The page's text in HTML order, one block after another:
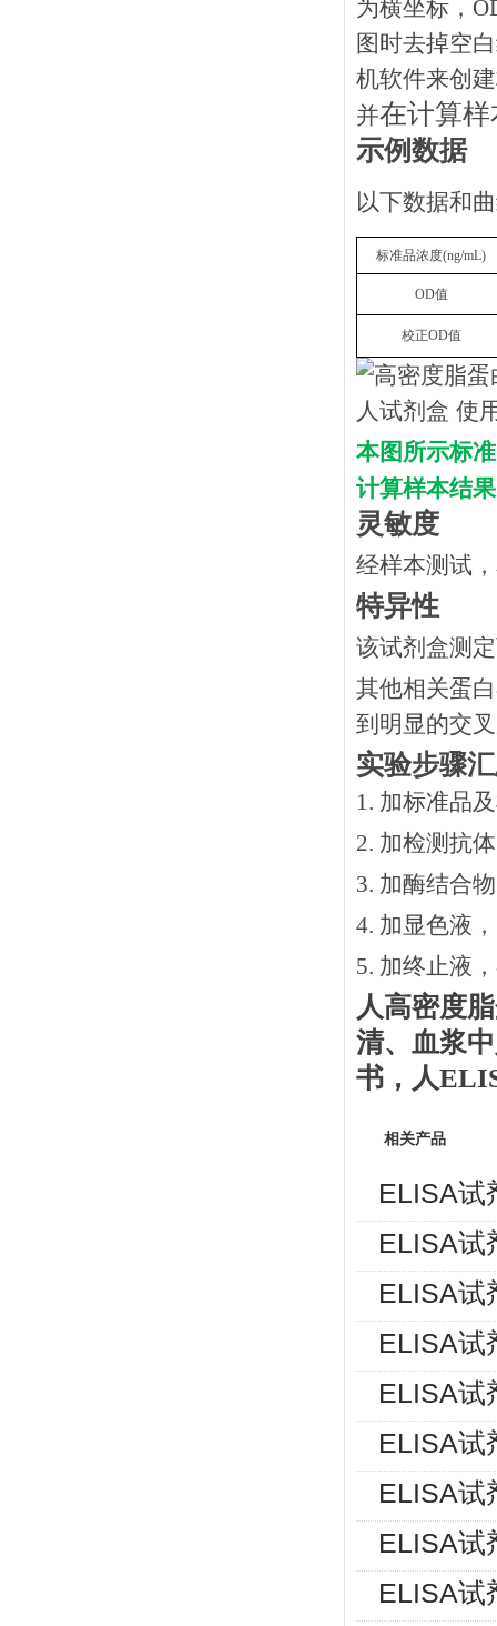
为横坐标，
图时去掉空
机软件来创
并在计算
示例数据
以下数据和
标准品浓度(ng/mL)
OD值
校正OD值
本图所示标
计算样本结果
灵敏度
经样本测试
特异性
该试剂盒测
其他相关蛋
到明显的交
实验步骤
1. 加标准品
2. 加检测抗
3. 加酶结合
4. 加显色液
5. 加终止液
人高密度
清、血浆
书 ，人
相关产品
ELISA试
ELISA试
ELISA试
ELISA试
ELISA试
ELISA试
ELISA试
ELISA试
ELISA试